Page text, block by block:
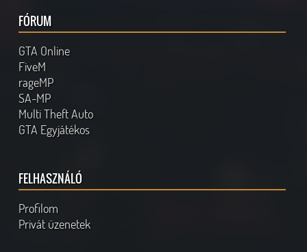
FÓRUM
GTA Online
FiveM
rageMP
SA-MP
Multi Theft Auto
GTA Egyjátékos
FELHASZNÁLÓ
Profilom
Privát üzenetek